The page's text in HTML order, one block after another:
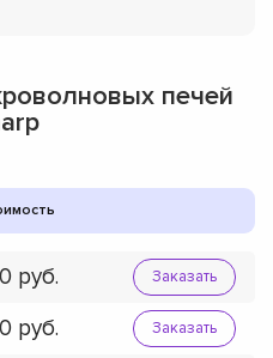
печей
Заказать
Заказать